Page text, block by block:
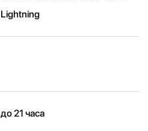
Lightning
до 21 часа